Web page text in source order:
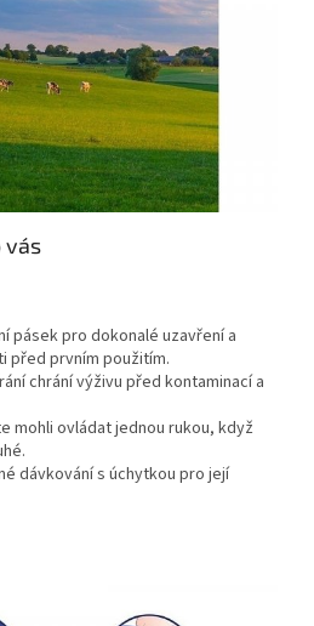
vás
pásek pro dokonalé uzavření a
před prvním použitím.
chrání výživu před kontaminací a
mohli ovládat jednou rukou, když
dávkování s úchytkou pro její